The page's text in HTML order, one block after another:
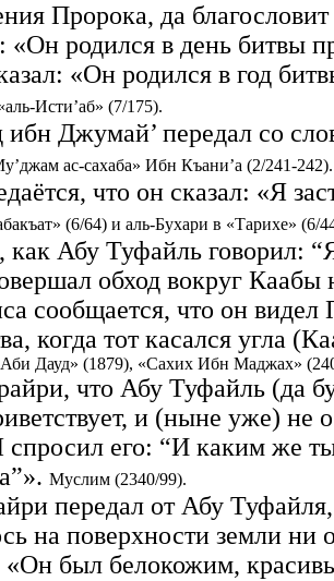
Пророка, да
«Он родился в день битвы
«Он родился в год
Исти’аб» (7/175).
Джумай’ передал со
ас-сахаба» Ибн Къани’а (2/241-242).
что он сказал: «Я
(6/64) и аль-Бухари в «Тарихе» (6/
Абу Туфайль говорил:
обход вокруг
сообщается, что он
когда тот касался угла
Дауд» (1879), «Сахих Ибн Маджах»
что Абу Туфайль (да
и (ныне уже) не
его: “И каким же
Муслим (2340/99).
передал от Абу Туфайля,
на поверхности земли
был белокожим,